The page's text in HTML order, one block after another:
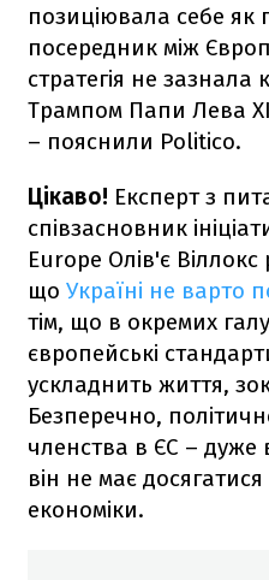
позиціювала себе як
посередник між
стратегія не зазнала
Трампом Папи Лева
– пояснили Politico.
Цікаво! Експерт з
співзасновник
Europe Олів'є Віллокс
що Україні не варто
тім, що в окремих
європейські
ускладнить життя,
Безперечно,
членства в ЄС –
він не має
економіки.